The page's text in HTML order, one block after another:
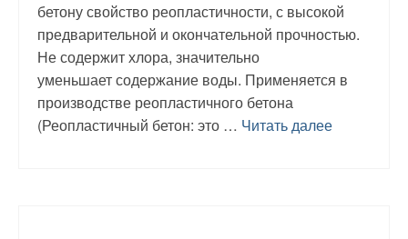
бетону свойство реопластичности, с высокой
предварительной и окончательной прочностью.
Не содержит хлора, значительно
уменьшает содержание воды. Применяется в
производстве реопластичного бетона
(Реопластичный бетон: это … Читать далее